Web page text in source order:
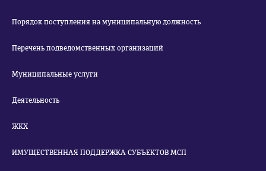
Порядок поступления на муниципальную должность
Перечень подведомственных организаций
Муниципальные услуги
Деятельность
ЖКХ
ИМУЩЕСТВЕННАЯ ПОДДЕРЖКА СУБЪЕКТОВ МСП